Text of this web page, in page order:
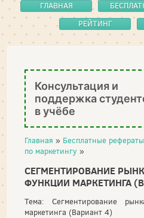
ГЛАВНАЯ
РЕЙТИНГ
Консультация и
поддержка
в учёбе
Главная » Бесплатные рефераты
по маркетингу »
СЕГМЕНТИРОВАНИЕ
ФУНКЦИИ МАРКЕТИНГА
Тема: Сегментирование
маркетинга (Вариант 4)